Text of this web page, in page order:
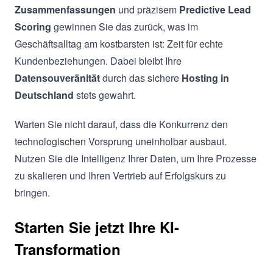
Zusammenfassungen und präzisem Predictive Lead
Scoring gewinnen Sie das zurück, was im
Geschäftsalltag am kostbarsten ist: Zeit für echte
Kundenbeziehungen. Dabei bleibt Ihre
Datensouveränitätdurch das sichere Hosting in
Deutschland stets gewahrt.
Warten Sie nicht darauf, dass die Konkurrenz den
technologischen Vorsprung uneinholbar ausbaut.
Nutzen Sie die Intelligenz Ihrer Daten, um Ihre Prozesse
zu skalieren und Ihren Vertrieb auf Erfolgskurs zu
bringen.
Starten Sie jetzt Ihre KI-
Transformation